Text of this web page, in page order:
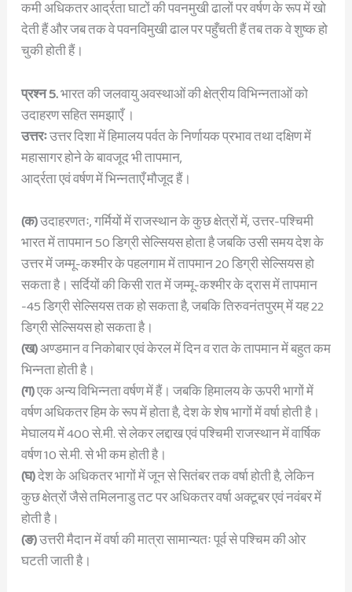
कमी अधिकतर आर्द्रता घाटों की पवनमुखी ढालों पर वर्षण के रूप में खो
देती हैं और जब तक वे पवनविमुखी ढाल पर पहुँचती हैं तब तक वे शुष्क हो
चुकी होती हैं।
प्रश्न 5.भारत की जलवायु अवस्थाओं की क्षेत्रीय विभिन्नताओं को
उदाहरण सहित समझाएँ ।
उत्तरःउत्तर दिशा में हिमालय पर्वत के निर्णायक प्रभाव तथा दक्षिण में
महासागर होने के बावजूद भी तापमान,
आर्द्रता एवं वर्षण में भिन्नताएँ मौजूद हैं।
(क)उदाहरणतः, गर्मियों में राजस्थान के कुछ क्षेत्रों में, उत्तर-पश्चिमी
भारत में तापमान 50 डिग्री सेल्सियस होता है जबकि उसी समय देश के
उत्तर में जम्मू-कश्मीर के पहलगाम में तापमान 20 डिग्री सेल्सियस हो
सकता है। सर्दियों की किसी रात में जम्मू-कश्मीर के द्रास में तापमान
-45 डिग्री सेल्सियस तक हो सकता है, जबकि तिरुवनंतपुरम् में यह 22
डिग्री सेल्सियस हो सकता है।
(ख)अण्डमान व निकोबार एवं केरल में दिन व रात के तापमान में बहुत कम
भिन्नता होती है।
(ग)एक अन्य विभिन्नता वर्षण में हैं। जबकि हिमालय के ऊपरी भागों में
वर्षण अधिकतर हिम के रूप में होता है, देश के शेष भागों में वर्षा होती है।
मेघालय में 400 से.मी. से लेकर लद्दाख एवं पश्चिमी राजस्थान में वार्षिक
वर्षण 10 से.मी. से भी कम होती है।
(घ)देश के अधिकतर भागों में जून से सितंबर तक वर्षा होती है, लेकिन
कुछ क्षेत्रों जैसे तमिलनाडु तट पर अधिकतर वर्षा अक्टूबर एवं नवंबर में
होती है।
(ङ)उत्तरी मैदान में वर्षा की मात्रा सामान्यतः पूर्व से पश्चिम की ओर
घटती जाती है।